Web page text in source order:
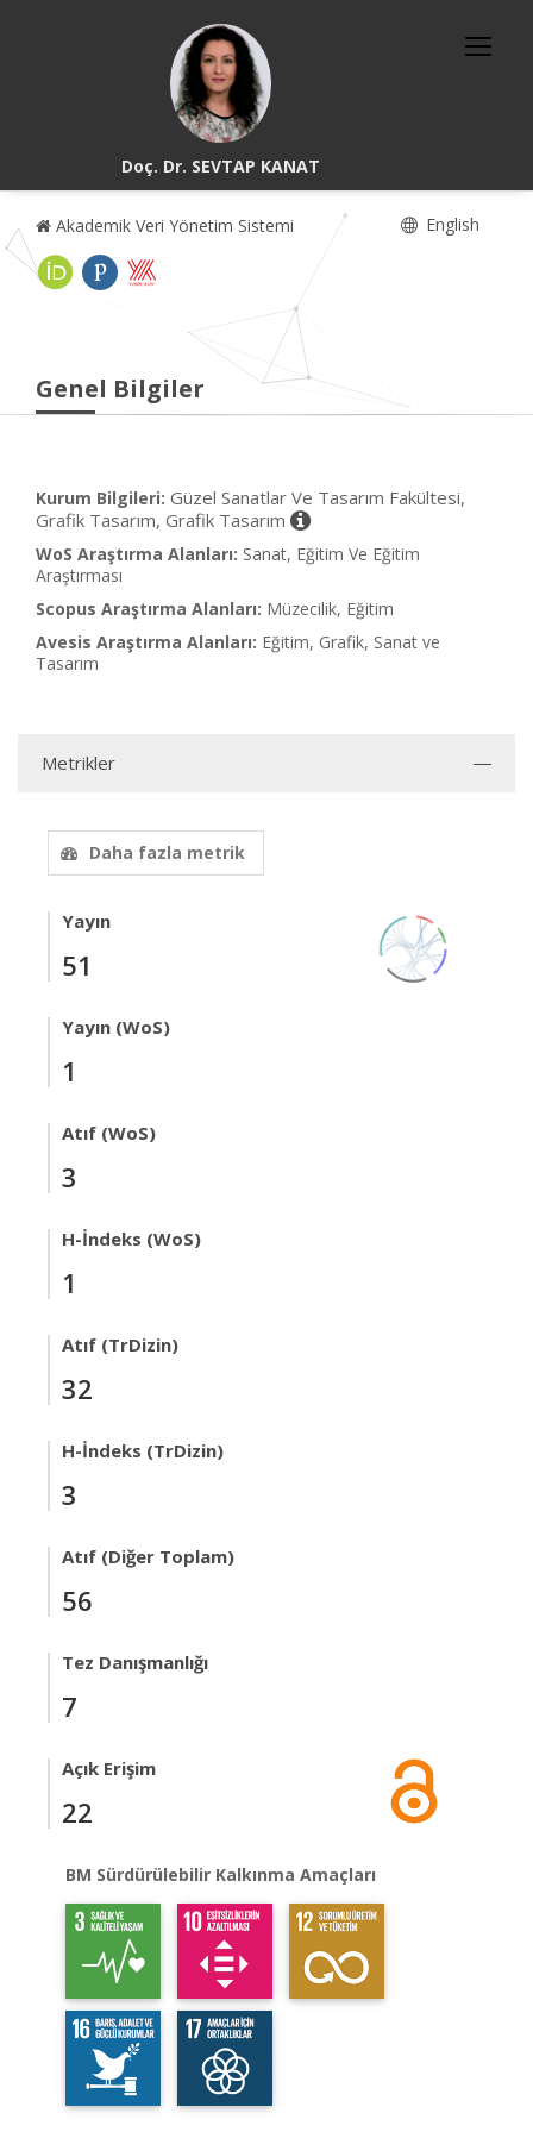
Doç. Dr. SEVTAP KANAT
Akademik Veri Yönetim Sistemi English
Genel Bilgiler
Kurum Bilgileri: Güzel Sanatlar Ve Tasarım Fakültesi,
Grafik Tasarım, Grafik Tasarım
WoS Araştırma Alanları: Sanat, Eğitim Ve Eğitim
Araştırması
Scopus Araştırma Alanları: Müzecilik, Eğitim
Avesis Araştırma Alanları: Eğitim, Grafik, Sanat ve
Tasarım
Metrikler
Daha fazla metrik
Yayın
51
Yayın (WoS)
1
Atıf (WoS)
3
H-İndeks (WoS)
1
Atıf (TrDizin)
32
H-İndeks (TrDizin)
3
Atıf (Diğer Toplam)
56
Tez Danışmanlığı
7
Açık Erişim
22
BM Sürdürülebilir Kalkınma Amaçları